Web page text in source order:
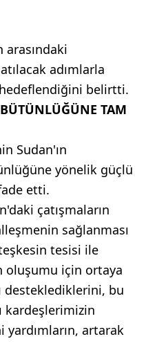
arasındaki
adımlarla
hedeflendiğini belirtti.
TAM
Sudan'ın
yönelik güçlü
etti.
çatışmaların
sağlanması
tesisi ile
oluşumu için ortaya
desteklediklerini, bu
kardeşlerimizin
yardımların, artarak